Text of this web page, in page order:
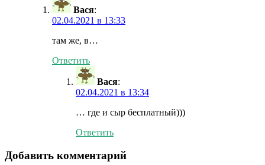
Вася:
02.04.2021 в 13:33
там же, в…
Ответить
Вася:
02.04.2021 в 13:34
… где и сыр бесплатный)))
Ответить
Добавить комментарий